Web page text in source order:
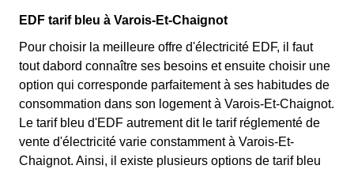
EDF tarif bleu à Varois-Et-Chaignot
Pour choisir la meilleure offre d'électricité EDF, il faut
tout dabord connaître ses besoins et ensuite choisir une
option qui corresponde parfaitement à ses habitudes de
consommation dans son logement à Varois-Et-Chaignot.
Le tarif bleu d'EDF autrement dit le tarif réglementé de
vente d'électricité varie constamment à Varois-Et-
Chaignot. Ainsi, il existe plusieurs options de tarif bleu